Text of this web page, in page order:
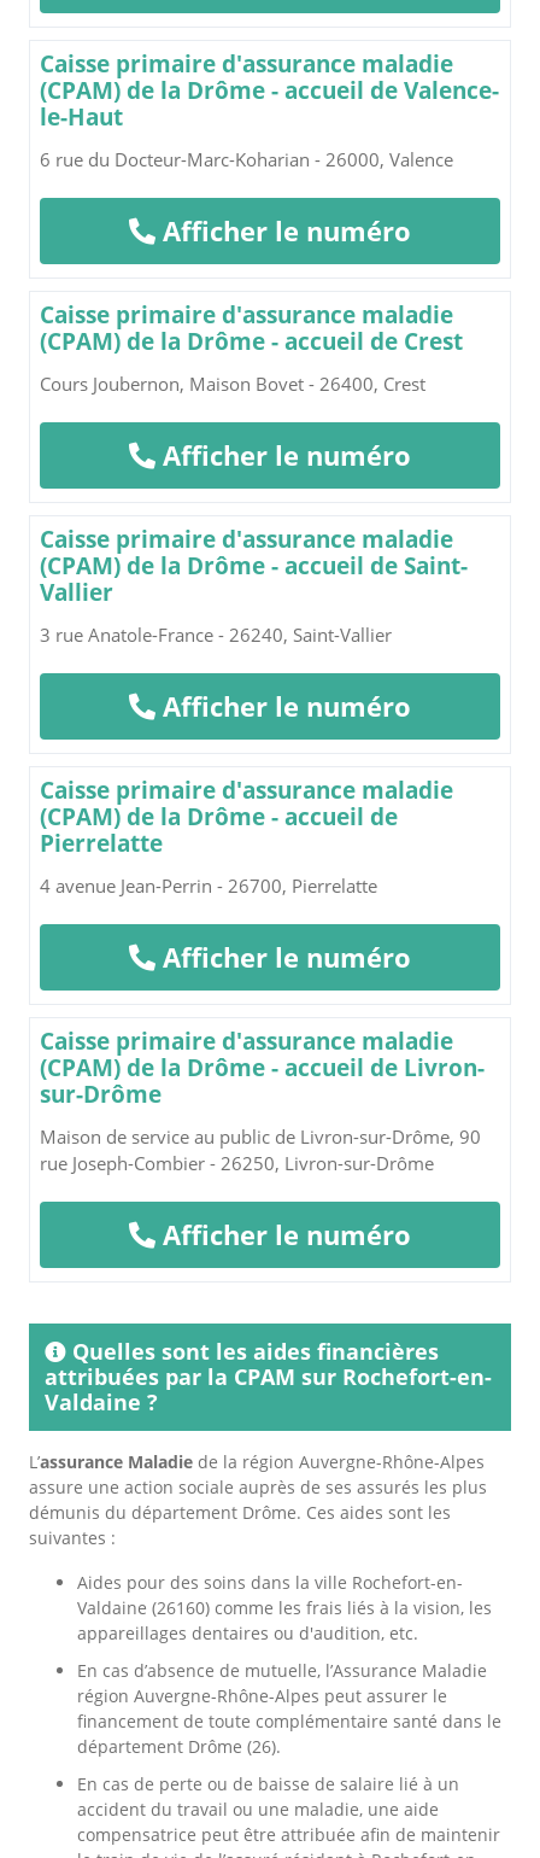
Caisse primaire d'assurance maladie
(CPAM) de la Drôme - accueil de Valence-
le-Haut
6 rue du Docteur-Marc-Koharian - 26000, Valence
Afficher le numéro
Caisse primaire d'assurance maladie
(CPAM) de la Drôme - accueil de Crest
Cours Joubernon, Maison Bovet - 26400, Crest
Afficher le numéro
Caisse primaire d'assurance maladie
(CPAM) de la Drôme - accueil de Saint-
Vallier
3 rue Anatole-France - 26240, Saint-Vallier
Afficher le numéro
Caisse primaire d'assurance maladie
(CPAM) de la Drôme - accueil de
Pierrelatte
4 avenue Jean-Perrin - 26700, Pierrelatte
Afficher le numéro
Caisse primaire d'assurance maladie
(CPAM) de la Drôme - accueil de Livron-
sur-Drôme
Maison de service au public de Livron-sur-Drôme, 90
rue Joseph-Combier - 26250, Livron-sur-Drôme
Afficher le numéro
Quelles sont les aides financières
attribuées par la CPAM sur Rochefort-en-
Valdaine ?
L’assurance Maladie de la région Auvergne-Rhône-Alpes
assure une action sociale auprès de ses assurés les plus
démunis du département Drôme. Ces aides sont les
suivantes :
Aides pour des soins dans la ville Rochefort-en-
Valdaine (26160) comme les frais liés à la vision, les
appareillages dentaires ou d'audition, etc.
En cas d’absence de mutuelle, l’Assurance Maladie
région Auvergne-Rhône-Alpes peut assurer le
financement de toute complémentaire santé dans le
département Drôme (26).
En cas de perte ou de baisse de salaire lié à un
accident du travail ou une maladie, une aide
compensatrice peut être attribuée afin de maintenir